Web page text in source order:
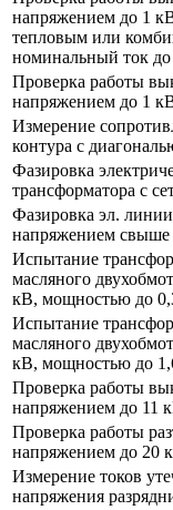
напряжением до 1
тепловым или
номинальный ток
Проверка работы
напряжением до 1
Измерение
контура с
Фазировка
трансформатора с
Фазировка эл.
напряжением свыше
Испытание
масляного
кВ, мощностью до
Испытание
масляного
кВ, мощностью до
Проверка работы
напряжением до 11
Проверка работы
напряжением до 20
Измерение токов
напряжения